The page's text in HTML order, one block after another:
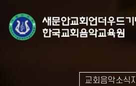
교회음악소식지